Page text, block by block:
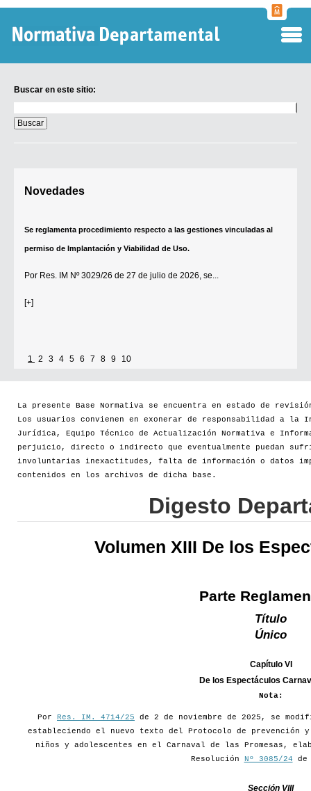
Buscar en este sitio:
en
este
sitio:
Novedades
Se reglamenta procedimiento respecto a las gestiones vinculadas al
permiso de Implantación y Viabilidad de Uso.
Por Res. IM Nº 3029/26 de 27 de julio de 2026, se...
[+]
1 2 3 4 5 6 7 8 9 10
La presente Base Normativa se encuentra en estado de
Los usuarios convienen en exonerar de responsabilidad a la
Jurídica, Equipo Técnico de Actualización Normativa e
perjuicio, directo o indirecto que eventualmente puedan
involuntarias inexactitudes, falta de información o datos
contenidos en los archivos de dicha base.
Digesto
Volumen XIII De los
Parte
Título
Único
Capítulo VI
De los Espectáculos
Nota:
Por Res. IM. 4714/25 de 2 de noviembre de 2025, se
estableciendo el nuevo texto del Protocolo de
niños y adolescentes en el Carnaval de las Promesas,
Resolución
Nº 3085/24 de
Sección VIII